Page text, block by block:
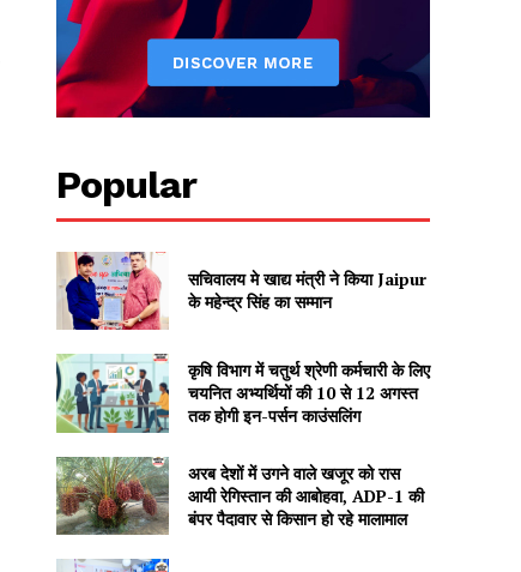
Popular
सचिवालय मे खाद्य मंत्री ने किया Jaipur
के महेन्द्र सिंह का सम्मान
कृषि विभाग में चतुर्थ श्रेणी कर्मचारी के लिए
चयनित अभ्यर्थियों की 10 से 12 अगस्त
तक होगी इन-पर्सन काउंसलिंग
अरब देशों में उगने वाले खजूर को रास
आयी रेगिस्तान की आबोहवा, ADP-1 की
बंपर पैदावार से किसान हो रहे मालामाल